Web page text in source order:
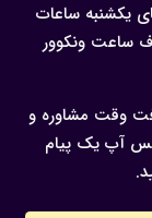
یکشنبه ساعات
ساعت ونکوور
وقت مشاوره و
آپ یک پیام